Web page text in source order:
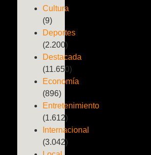
Cultura
(9)
Deportes
(2.200)
Destacada
(11.650)
Economía
(896)
Entretenimiento
(1.612)
Internacional
(3.042)